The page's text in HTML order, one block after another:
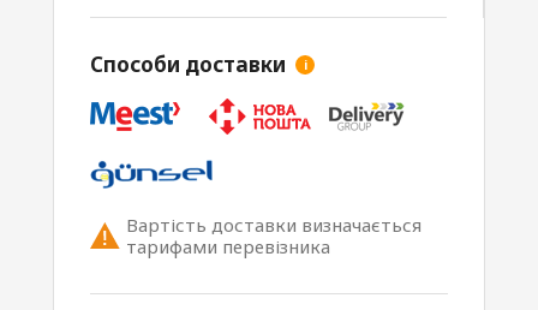
Способи доставки i
Вартість доставки визначається
тарифами перевізника